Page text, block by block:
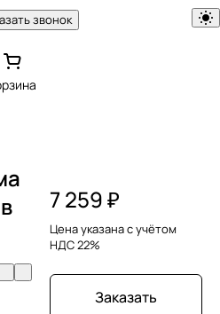
звонок
7 259 ₽
Цена указана с учётом
НДС 22%
Заказать